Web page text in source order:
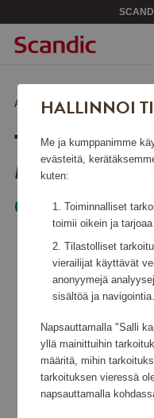
Aloitussivu / Lahjakortit/
TUIN
Gift Card
HALLINNOI
Me ja kumppanimme
evästeitä,
kuten:
Toiminnalliset
toimii oikein ja
Tilastolliset
vierailijat käyttävät
anonyymejä
sisältöä ja navigointia.
Napsauttamalla "Salli
yllä mainittuihin
määritä, mihin
tarkoituksen vieressä
napsauttamalla